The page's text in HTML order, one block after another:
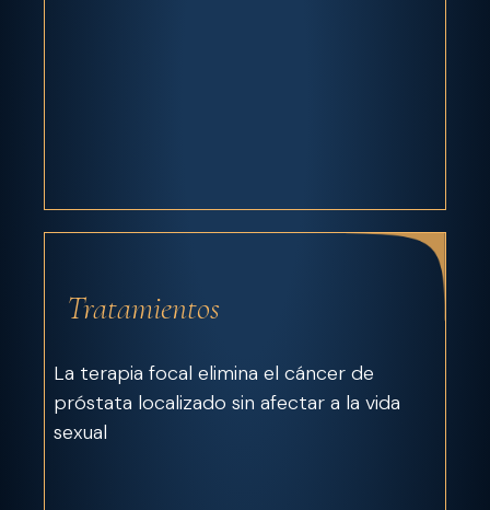
Tratamientos
La terapia focal elimina el cáncer de
próstata localizado sin afectar a la vida
sexual